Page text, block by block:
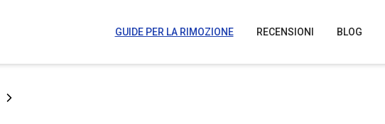
GUIDE PER LA RIMOZIONE RECENSIONI BLOG